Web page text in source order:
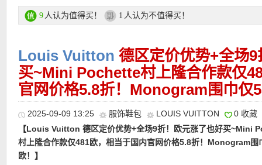
【BURBERRY Rocking Horse 皮革腰带 折上折仅245欧！】值得
典之作，送礼或者自用都体现品味。以品牌标志性的马鞍灵感为核
出低调却极具辨识度的奢华气质。甄选100%粒面小牛皮打造，皮
富有韧性。按扣式开合设计利落便捷，搭配金色金属装饰，在克制
调中点亮整体造型，优雅而不浮夸。无论搭配大衣、连衣裙还是西
都能自然勾勒身形比例。
购买直达链接在此
罗意威正以「优雅实用派」姿态，重塑通勤时尚法则.Goya 云朵包
是穿搭彩蛋。亮面浅焦糖色主打就是贵气~
购买直达链接在此
切换，百搭每一套造型。
ACQUEMUS Bambino 手拿包：迷你精致天花板
24S 8折活动区直达链接在此
• 全场8折优惠码： SEP20 最低消费500欧，有效期至9月22日！
• 全场85折优惠码：SEP15 最低消费200欧，有效期至9月22日！
• 满200欧全球免邮，不满200欧到德国邮费8欧。
• 支付方式： American Express, MasterCard, Visa, JCB,
Discover (only for USD currency), Paypal 和 支付宝。
9 人认为值得买！ 1 人认为不值得买！
Louis Vuitton 德区定价优势+全场
买~Mini Pochette村上隆合作款仅
官网价格5.8折！Monogram围巾仅
2025-09-09 13:25 服饰鞋包 LOUIS VUITTON
0 收藏
【Louis Vuitton 德区定价优势+全场9折！欧元涨了也好买~Mini
村上隆合作款仅481欧，相当于国内官网价格5.8折！Monogram围
欧！】